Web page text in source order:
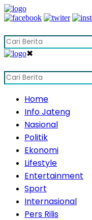
✖
Home
Info Jateng
Nasional
Politik
Ekonomi
Lifestyle
Entertainment
Sport
Internasional
Pers Rilis